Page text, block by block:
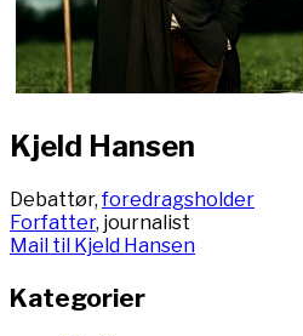
Kjeld Hansen
Debattør,foredragsholder
Forfatter, journalist
Mail til Kjeld Hansen
Kategorier